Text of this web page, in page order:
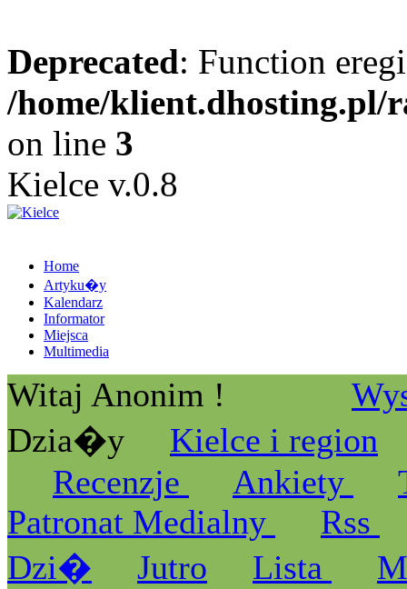
Deprecated: Function
/home/klient.dhosting.pl/
on line 3
Kielce v.0.8
Home
Artyku�y
Kalendarz
Informator
Miejsca
Multimedia
Witaj Anonim !
Dzia�y
Kielce i region
Recenzje
Ankiety
Patronat Medialny
Rss
Dzi�
Jutro Lista